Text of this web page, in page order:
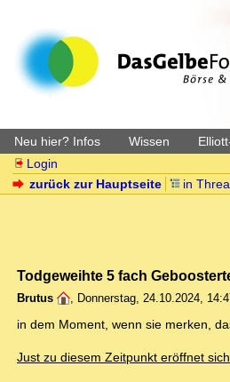
Neu hier? Infos Wissen
Login
zurück zur Hauptseite
in
Todgeweihte 5 fach
Brutus , Donnerstag, 24.10.2024,
in dem Moment, wenn sie merken,
Just zu diesem Zeitpunkt eröffnet